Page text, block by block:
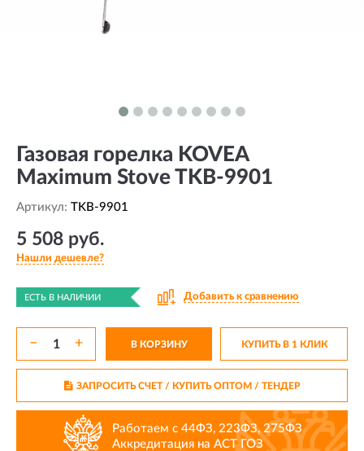
Газовая горелка KOVEA
Maximum Stove TKB-9901
Артикул: TKB-9901
5 508 руб.
Нашли дешевле?
ЕСТЬ В НАЛИЧИИ Добавить к сравнению
− + В КОРЗИНУ КУПИТЬ В 1 КЛИК
ЗАПРОСИТЬ СЧЕТ / КУПИТЬ ОПТОМ/ ТЕНДЕР
Работаем с 44ФЗ, 223ФЗ, 275ФЗ
Аккредитация на АСТ ГОЗ